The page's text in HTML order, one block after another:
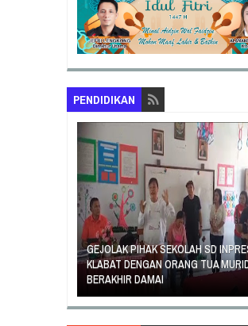
PENDIDIKAN
GEJOLAK PIHAK SEKOLAH SD
KLABAT DENGAN ORANG TUA
BERAKHIR DAMAI